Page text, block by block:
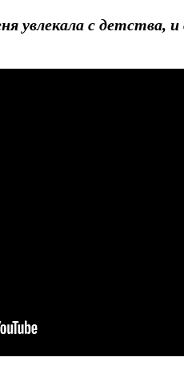
увлекала с детства,